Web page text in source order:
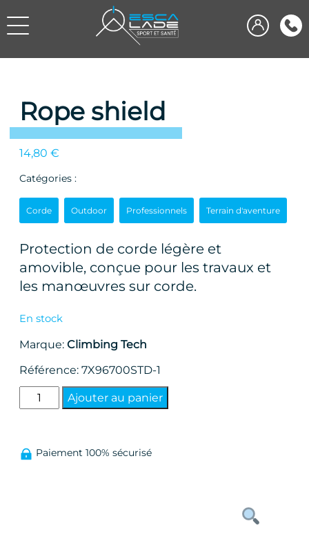
Rope shield
14,80 €
Catégories :
Corde Outdoor Professionnels Terrain d'aventure
Protection de corde légère et
amovible, conçue pour les travaux et
les manœuvres sur corde.
En stock
Marque: Climbing Tech
Référence: 7X96700STD-1
quantité
shield
Ajouter au panier
Paiement 100% sécurisé